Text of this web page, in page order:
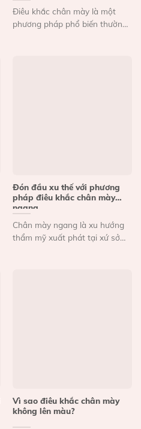
Điêu khắc chân mày là một
phương pháp phổ biến thường
Đón đầu xu thế với phương
pháp điêu khắc chân mày
ngang
Chân mày ngang là xu hướng
thẩm mỹ xuất phát tại xứ sở
Vì sao điêu khắc chân mày
không lên màu?